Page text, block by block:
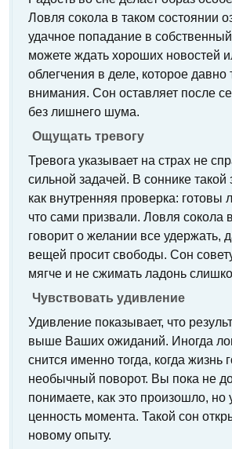
Ловля сокола в таком состоянии
удачное попадание в
можете ждать хороших новостей
облегчения в деле, которое давно
внимания. Сон оставляет после
без лишнего шума.
Ощущать тревогу
Тревога указывает на страх не
сильной задачей. В соннике такой
как внутренняя проверка: готовы
что сами призвали. Ловля сокола
говорит о желании все удержать,
вещей просит свободы. Сон
мягче и не сжимать ладонь
Чувствовать удивление
Удивление показывает, что
выше Ваших ожиданий. Иногда
снится именно тогда, когда жизнь
необычный поворот. Вы пока не
понимаете, как это произошло, но
ценность момента. Такой сон
новому опыту.